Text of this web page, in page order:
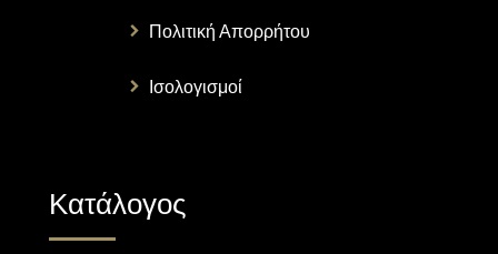
Πολιτική Απορρήτου
Ισολογισμοί
Κατάλογος